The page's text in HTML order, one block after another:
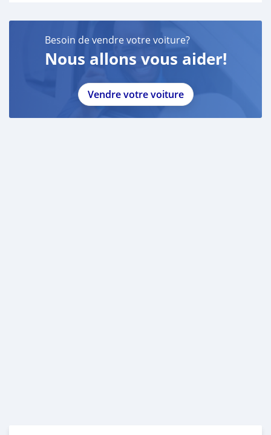
Besoin de vendre votre voiture?
Nous allons vous aider!
Vendre votre voiture